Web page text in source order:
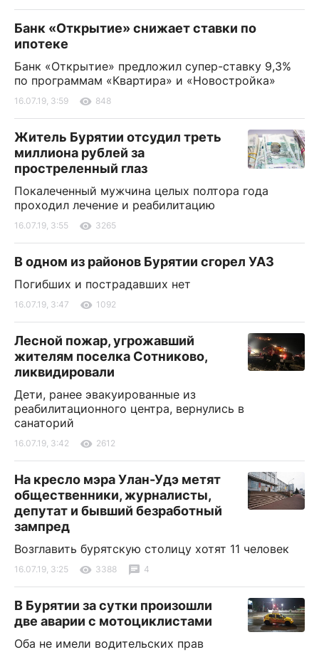
Банк «Открытие» снижает ставки по
ипотеке
Банк «Открытие» предложил супер-ставку 9,3%
по программам «Квартира» и «Новостройка»
16.07.19, 3:59 848
Житель Бурятии отсудил треть
миллиона рублей за
простреленный глаз
Покалеченный мужчина целых полтора года
проходил лечение и реабилитацию
16.07.19, 3:55 3265
В одном из районов Бурятии сгорел УАЗ
Погибших и пострадавших нет
16.07.19, 3:47 1092
Лесной пожар, угрожавший
жителям поселка Сотниково,
ликвидировали
Дети, ранее эвакуированные из
реабилитационного центра, вернулись в
санаторий
16.07.19, 3:42 2612
На кресло мэра Улан-Удэ метят
общественники, журналисты,
депутат и бывший безработный
зампред
Возглавить бурятскую столицу хотят 11 человек
16.07.19, 3:25 3388 4
В Бурятии за сутки произошли
две аварии с мотоциклистами
Оба не имели водительских прав